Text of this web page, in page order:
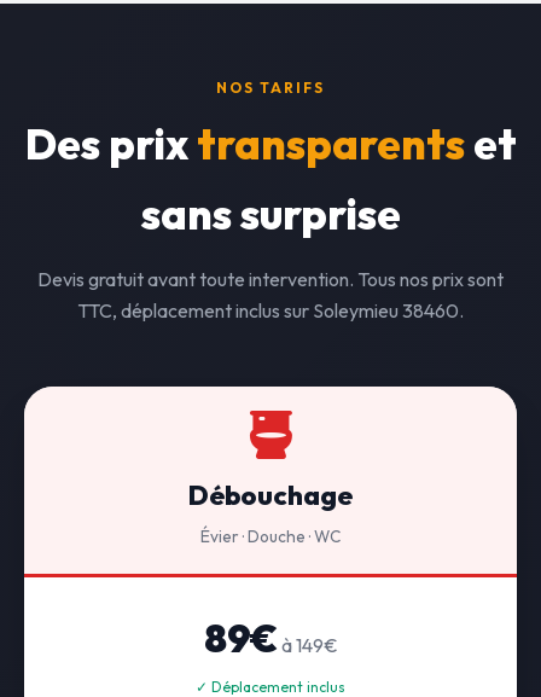
NOS TARIFS
Des prixtransparentset
sans surprise
Devis gratuit avant toute intervention. Tous nos prix sont
TTC, déplacement inclus sur Soleymieu 38460.
Débouchage
Évier · Douche · WC
89€ à 149€
✓ Déplacement inclus